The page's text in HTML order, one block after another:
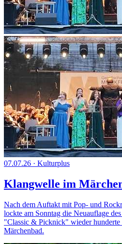
07.07.26 · Kulturplus
Klangwelle im
Nach dem Auftakt mit Pop- und
lockte am Sonntag die Neuauflage
"Classic & Picknick" wieder hunderte
Märchenbad.